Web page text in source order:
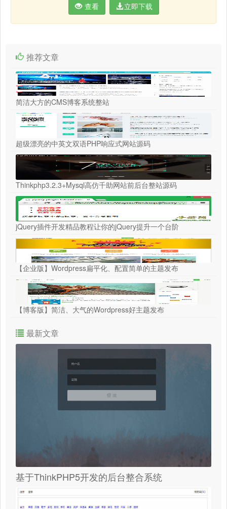
查看 立即下载
推荐文章
简洁大方的CMS博客系统整站
超级漂亮的中英文双语PHP响应式网站源码
Thinkphp3.2.3+Mysql高仿千助网站前后台整站源码
jQuery插件开发精品教程让你的jQuery提升一个台阶
【企业版】Wordpress扁平化、配置简单的主题发布
【博客版】简洁、大气的Wordpress好主题发布
最新文章
基于ThinkPHP5开发的后台整合系统